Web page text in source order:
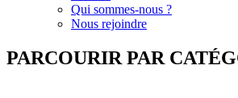
Qui sommes-nous ?
Nous rejoindre
PARCOURIR PAR